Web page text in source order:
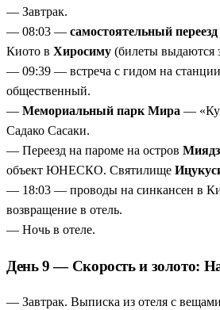
— Завтрак.
— 08:03 — самостоятельный переезд
Киото в Хиросиму (билеты выдаются
— 09:39 — встреча с гидом на
общественный.
— Мемориальный парк Мира —
Садако Сасаки.
— Переезд на пароме на остров
объект ЮНЕСКО. Святилище
— 18:03 — проводы на синкансен в
возвращение в отель.
— Ночь в отеле.
День 9 — Скорость и золото:
— Завтрак. Выписка из отеля с